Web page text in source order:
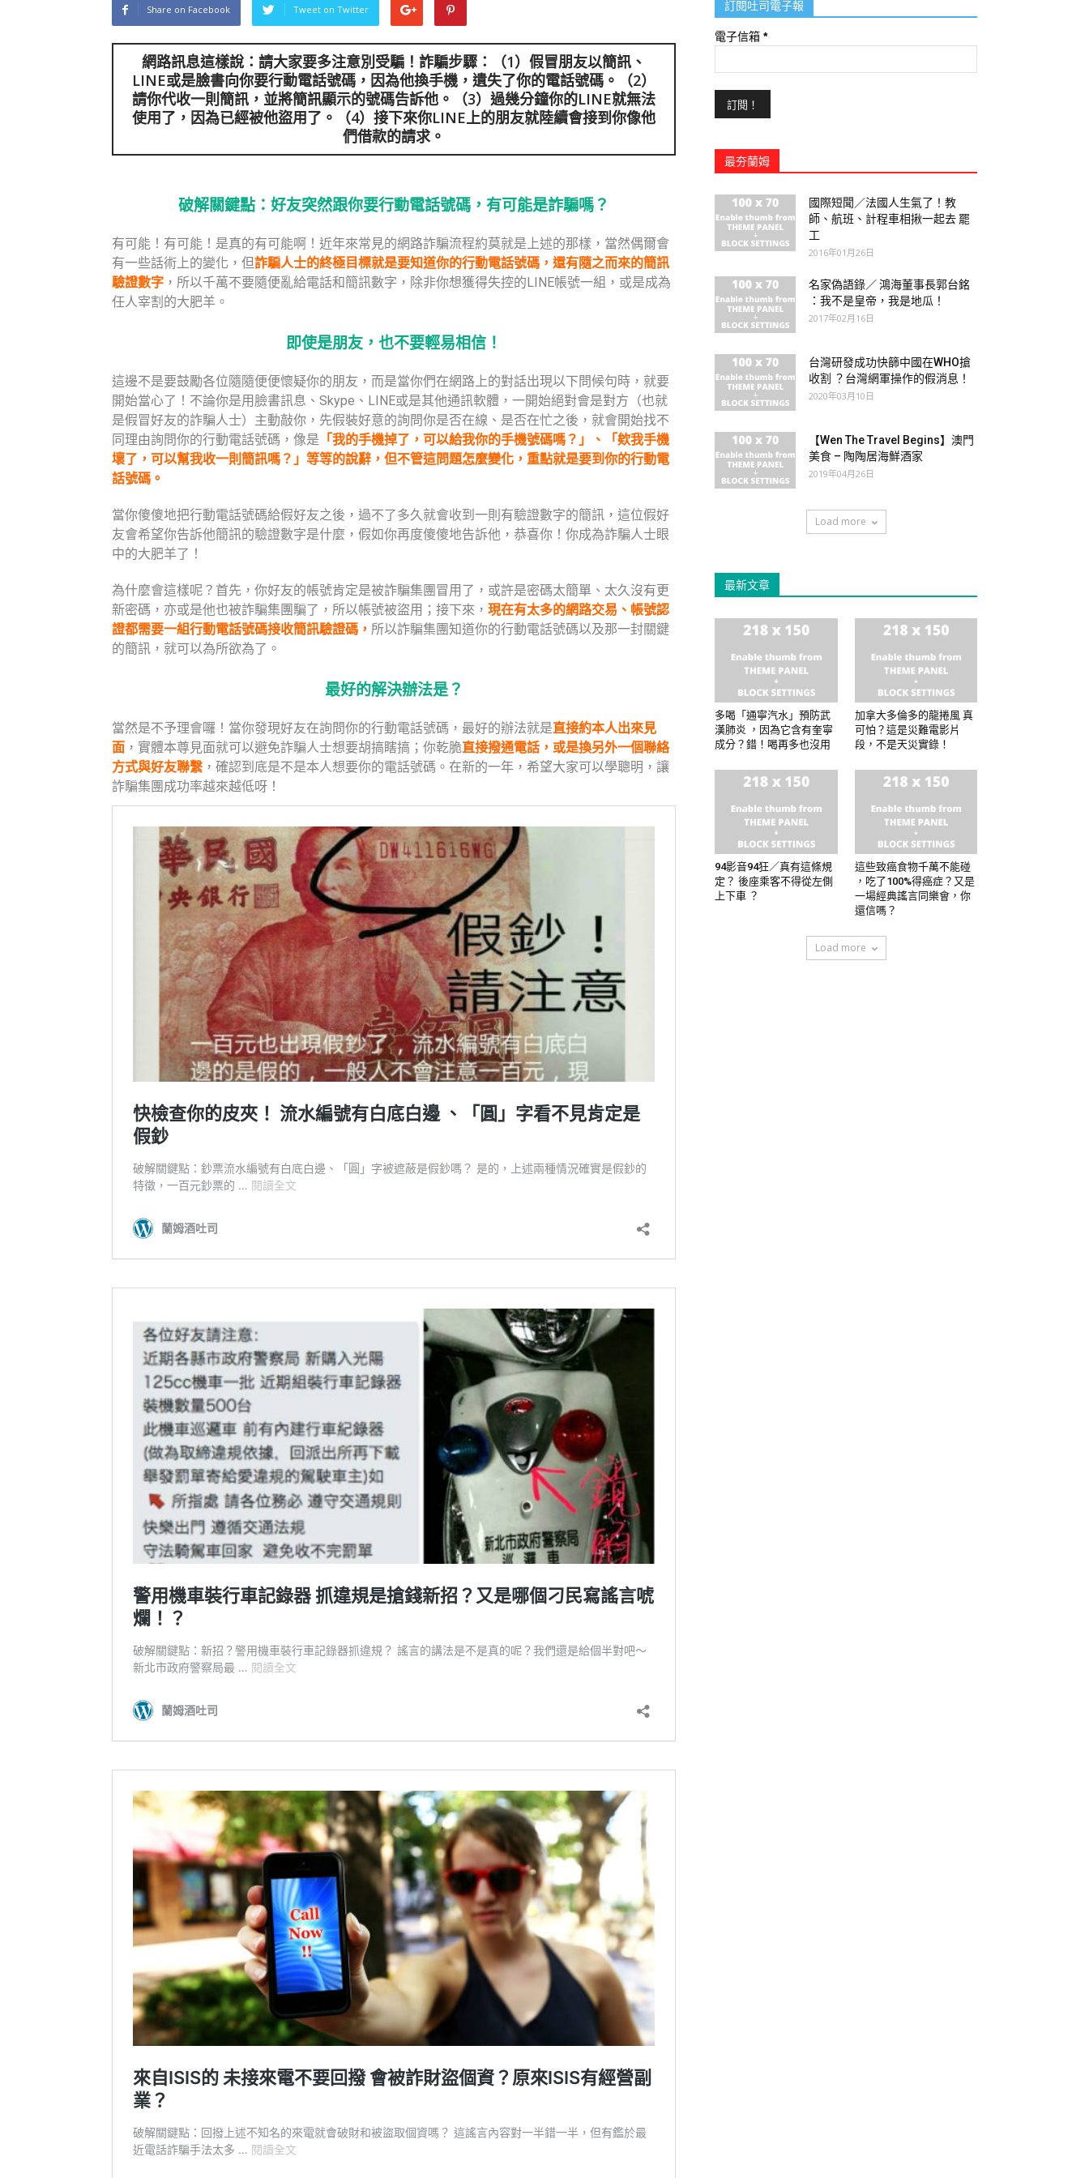
Share on Facebook Tweet on Twitter
網路訊息這樣說：請大家要多注意別受騙！詐騙步驟：（1）假冒朋友以簡訊、
LINE或是臉書向你要行動電話號碼，因為他換手機，遺失了你的電話號碼。（2）
請你代收一則簡訊，並將簡訊顯示的號碼告訴他。（3）過幾分鐘你的LINE就無法
使用了，因為已經被他盜用了。（4）接下來你LINE上的朋友就陸續會接到你像他
們借款的請求。
破解關鍵點：好友突然跟你要行動電話號碼，有可能是詐騙嗎？
有可能！有可能！是真的有可能啊！近年來常見的網路詐騙流程約莫就是上述的那樣，當然偶爾會
有一些話術上的變化，但詐騙人士的終極目標就是要知道你的行動電話號碼，還有隨之而來的簡訊
驗證數字 ，所以千萬不要隨便亂給電話和簡訊數字，除非你想獲得失控的LINE帳號一組，或是成為
任人宰割的大肥羊。
即使是朋友，也不要輕易相信！
這邊不是要鼓勵各位隨隨便便懷疑你的朋友，而是當你們在網路上的對話出現以下問候句時，就要
開始當心了！不論你是用臉書訊息、Skype、LINE或是其他通訊軟體，一開始絕對會是對方（也就
是假冒好友的詐騙人士）主動敲你，先假裝好意的詢問你是否在線、是否在忙之後，就會開始找不
同理由詢問你的行動電話號碼，像是 「我的手機掉了，可以給我你的手機號碼嗎？」、「欸我手機
壞了，可以幫我收一則簡訊嗎？」等等的說辭，但不管這問題怎麼變化，重點就是要到你的行動電
話號碼。
當你傻傻地把行動電話號碼給假好友之後，過不了多久就會收到一則有驗證數字的簡訊，這位假好
友會希望你告訴他簡訊的驗證數字是什麼，假如你再度傻傻地告訴他，恭喜你！你成為詐騙人士眼
中的大肥羊了！
為什麼會這樣呢？首先，你好友的帳號肯定是被詐騙集團冒用了，或許是密碼太簡單、太久沒有更
新密碼，亦或是他也被詐騙集團騙了，所以帳號被盜用；接下來， 現在有太多的網路交易、帳號認
證都需要一組行動電話號碼接收簡訊驗證碼， 所以詐騙集團知道你的行動電話號碼以及那一封關鍵
的簡訊，就可以為所欲為了 。
最好的解決辦法是？
當然是不予理會囉！當你發現好友在詢問你的行動電話號碼，最好的辦法就是直接約本人出來見
面 ，實體本尊見面就可以避免詐騙人士想要胡搞瞎搞；你乾脆直接撥通電話，或是換另外一個聯絡
方式與好友聯繫 ，確認到底是不是本人想要你的電話號碼。在新的一年，希望大家可以學聰明，讓
詐騙集團成功率越來越低呀！
訂閱吐司電子報
電子信箱 *
最夯蘭姆
國際短聞／法國人生氣了！教
師、航班、計程車相揪一起去 罷
工
2016年01月26日
名家偽語錄／ 鴻海董事長郭台銘
：我不是皇帝，我是地瓜！
2017年02月16日
台灣研發成功快篩中國在WHO搶
收割 ？台灣網軍操作的假消息！
2020年03月10日
【Wen The Travel Begins】澳門
美食 – 陶陶居海鮮酒家
2019年04月26日
Load more
最新文章
多喝「通寧汽水」預防武
漢肺炎 ，因為它含有奎寧
成分？錯！喝再多也沒用
加拿大多倫多的龍捲風 真
可怕？這是災難電影片
段，不是天災實錄！
94影音94狂／真有這條規
定？ 後座乘客不得從左側
上下車 ？
這些致癌食物千萬不能碰
，吃了100%得癌症？又是
一場經典謠言同樂會，你
還信嗎？
Load more